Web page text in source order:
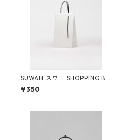
SUWAH スワー SHOPPING BA
G ＊こちらはSUWAH製品ご購
入の方のみご購入できます
¥350